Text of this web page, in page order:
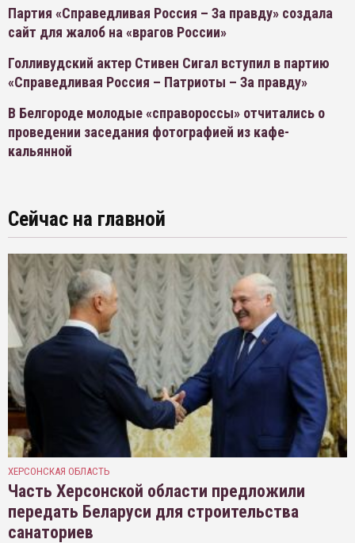
Партия «Справедливая Россия – За правду» создала
сайт для жалоб на «врагов России»
Голливудский актер Стивен Сигал вступил в партию
«Справедливая Россия – Патриоты – За правду»
В Белгороде молодые «справороссы» отчитались о
проведении заседания фотографией из кафе-
кальянной
Сейчас на главной
ХЕРСОНСКАЯ ОБЛАСТЬ
Часть Херсонской области предложили
передать Беларуси для строительства
санаториев